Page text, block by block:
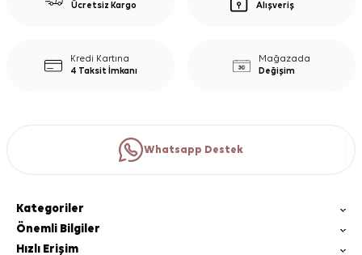
Ücretsiz Kargo
Alışveriş
Kredi Kartına
4 Taksit İmkanı
Mağazada
Değişim
Whatsapp Destek
Kategoriler
Önemli Bilgiler
Hızlı Erişim